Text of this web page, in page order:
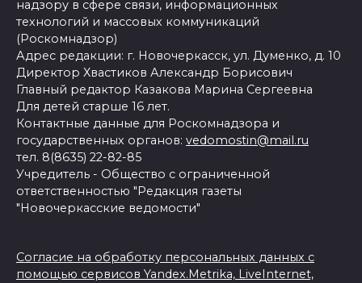
надзору в сфере связи, информационных
технологий и массовых коммуникаций
(Роскомнадзор)
Адрес редакции: г. Новочеркасск, ул. Думенко, д. 10
Директор Хвастиков Александр Борисович
Главный редактор Казакова Марина Сергеевна
Для детей старше 16 лет.
Контактные данные для Роскомнадзора и
государственных органов: vedomostin@mail.ru
тел. 8(8635) 22-82-85
Учредитель - Общество с ограниченной
ответственностью "Редакция газеты
"Новочеркасские ведомости"
Согласие на обработку персональных данных с
помощью сервисов Yandex.Metrika, LiveInternet,